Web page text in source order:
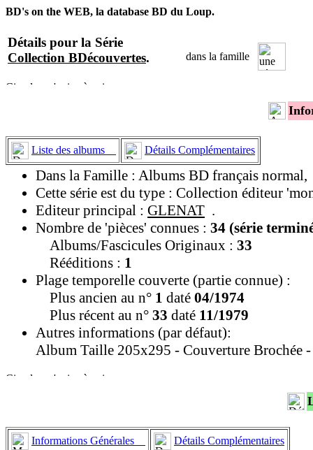
BD's on the WEB, la database BD du Loup.
Détails pour la Série
Collection BDécouvertes. dans la famille
Liste des albums Détails Complémentaires
Dans la Famille : Albums BD français normal,
Cette série est du type : Collection éditeur
Editeur principal : GLENAT .
Nombre de 'pièces' connues : 34 (série
Albums/Fascicules Originaux : 33
Rééditions : 1
Plage temporelle couverte (partie connue) :
Plus ancien au n° 1 daté 04/1974
Plus récent au n° 33 daté 11/1979
Autres informations (par défaut):
Album Taille 205x295 - Couverture Brochée
Informations Générales Détails Complémentaires